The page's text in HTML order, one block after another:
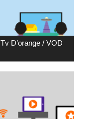
Tv D’orange / VOD